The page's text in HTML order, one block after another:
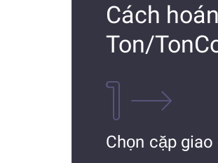
Cách
Ton/
Chọn cặp giao